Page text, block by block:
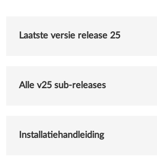
Laatste versie release 25
Alle v25 sub-releases
Installatiehandleiding